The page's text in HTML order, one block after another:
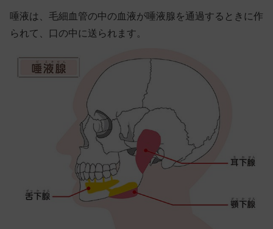
唾液は、毛細血管の中の血液が唾液腺を通過するときに作
られて、口の中に送られます。